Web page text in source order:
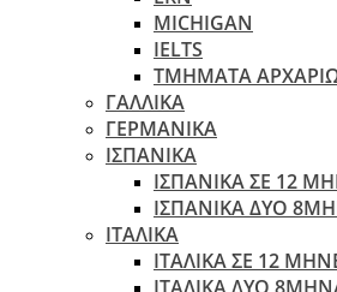
MICHIGAN
IELTS
ΤΜΗΜΑΤΑ
ΓΑΛΛΙΚΑ
ΓΕΡΜΑΝΙΚΑ
ΙΣΠΑΝΙΚΑ
ΙΣΠΑΝΙΚΑ ΣΕ 12
ΙΣΠΑΝΙΚΑ ΔΥΟ
ΙΤΑΛΙΚΑ
ΙΤΑΛΙΚΑ ΣΕ 12